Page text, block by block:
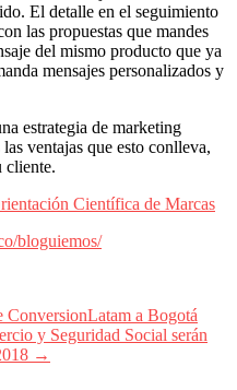
El detalle en el seguimiento
las propuestas que mandes
del mismo producto que ya
mensajes personalizados y
estrategia de marketing
ventajas que esto conlleva,
cliente.
Científica de Marcas
bloguiemos/
ConversionLatam a Bogotá
y Seguridad Social serán
→